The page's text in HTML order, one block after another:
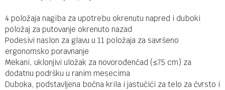
4 položaja nagiba za upotrebu okrenutu napred i duboki
položaj za putovanje okrenuto nazad
Podesivi naslon za glavu u 11 položaja za savršeno
ergonomsko poravnanje
Mekani, uklonjivi uložak za novorođenčad (≤75 cm) za
dodatnu podršku u ranim mesecima
Duboka, podstavljena bočna krila i jastučići za telo za čvrsto i